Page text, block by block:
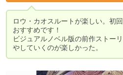
ロウ・カオスルートが楽しい。初
おすすめです！
ビジュアルノベル版の前作ストー
やしていくのが楽しかった。